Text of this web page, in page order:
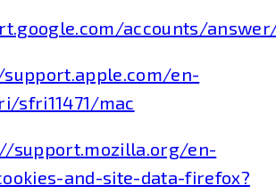
accounts/
en-
sfri11471/mac
support.mozilla.org/en-
and-site-data-firefox?